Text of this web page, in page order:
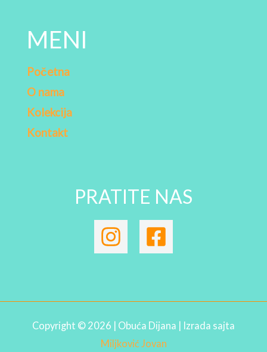
MENI
Početna
O nama
Kolekcija
Kontakt
PRATITE NAS
Copyright © 2026 | Obuća Dijana | Izrada sajta
Miljković Jovan